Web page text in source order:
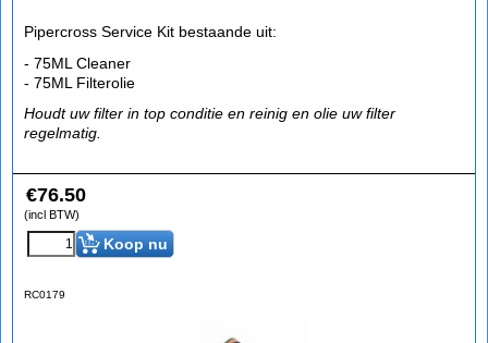
Pipercross Service Kit bestaande uit:
- 75ML Cleaner
- 75ML Filterolie
Houdt uw filter in top conditie en reinig en olie uw filter
regelmatig.
€76.50
(incl BTW)
Koop nu
RC0179